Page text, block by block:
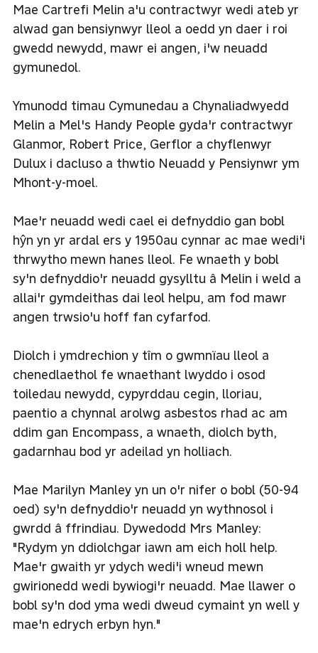
Mae Cartrefi Melin a'u contractwyr wedi ateb yr
alwad gan bensiynwyr lleol a oedd yn daer i roi
gwedd newydd, mawr ei angen, i'w neuadd
gymunedol.
Ymunodd timau Cymunedau a Chynaliadwyedd
Melin a Mel's Handy People gyda'r contractwyr
Glanmor, Robert Price, Gerflor a chyflenwyr
Dulux i dacluso a thwtio Neuadd y Pensiynwr ym
Mhont-y-moel.
Mae'r neuadd wedi cael ei defnyddio gan bobl
hŷn yn yr ardal ers y 1950au cynnar ac mae wedi'i
thrwytho mewn hanes lleol. Fe wnaeth y bobl
sy'n defnyddio'r neuadd gysylltu â Melin i weld a
allai'r gymdeithas dai leol helpu, am fod mawr
angen trwsio'u hoff fan cyfarfod.
Diolch i ymdrechion y tîm o gwmnïau lleol a
chenedlaethol fe wnaethant lwyddo i osod
toiledau newydd, cypyrddau cegin, lloriau,
paentio a chynnal arolwg asbestos rhad ac am
ddim gan Encompass, a wnaeth, diolch byth,
gadarnhau bod yr adeilad yn holliach.
Mae Marilyn Manley yn un o'r nifer o bobl (50-94
oed) sy'n defnyddio'r neuadd yn wythnosol i
gwrdd â ffrindiau. Dywedodd Mrs Manley:
"Rydym yn ddiolchgar iawn am eich holl help.
Mae'r gwaith yr ydych wedi'i wneud mewn
gwirionedd wedi bywiogi'r neuadd. Mae llawer o
bobl sy'n dod yma wedi dweud cymaint yn well y
mae'n edrych erbyn hyn."